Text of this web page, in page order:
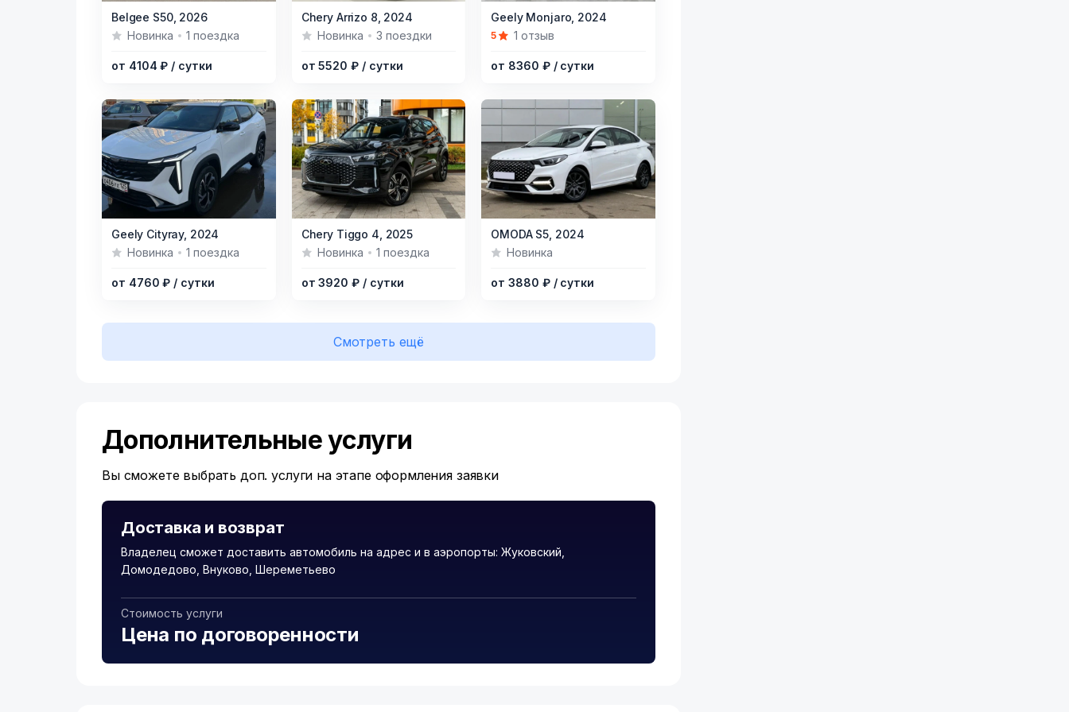
Item
12
Belgee S50, 2026
Новинка
1 поездка
от 4104 ₽ / сутки
Item
20
Chery Arrizo 8, 2024
Новинка
3 поездки
от 5520 ₽ / сутки
Item
14
Geely Monjaro, 2024
5 1 отзыв
от 8360 ₽ / сутки
Item
Geely Cityray, 2024
Новинка
1 поездка
от 4760 ₽ / сутки
Item
Chery Tiggo 4, 2025
Новинка
1 поездка
от 3920 ₽ / сутки
Item
19
OMODA S5, 2024
Новинка
от 3880 ₽ / сутки
Смотреть ещё
Дополнительные услуги
Вы сможете выбрать доп. услуги на этапе оформления заявки
Доставка и возврат
Владелец сможет доставить автомобиль на адрес и в аэропорты: Жуковский,
Домодедово, Внуково, Шереметьево
Стоимость услуги
Цена по договоренности